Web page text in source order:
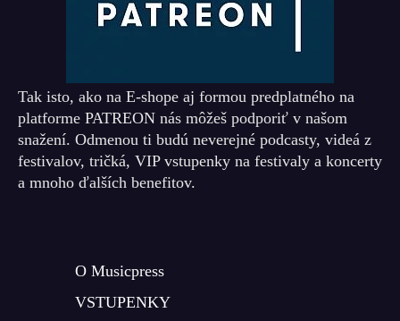
Tak isto, ako na E-shope aj formou predplatného na
platforme PATREON nás môžeš podporiť v našom
snažení. Odmenou ti budú neverejné podcasty, videá z
festivalov, tričká, VIP vstupenky na festivaly a koncerty
a mnoho ďalších benefitov.
O Musicpress
VSTUPENKY